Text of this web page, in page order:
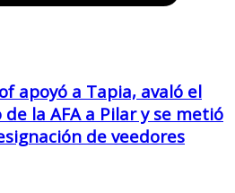
apoyó a Tapia, avaló el
la AFA a Pilar y se metió
de veedores